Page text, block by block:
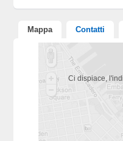
Mappa Contatti
Ci dispiace,